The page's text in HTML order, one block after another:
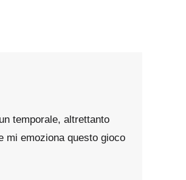
temporale, altrettanto
mi emoziona questo gioco